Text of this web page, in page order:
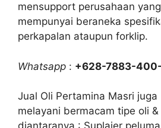
mensupport perusahaan yang
mempunyai beraneka
perkapalan ataupun forklip.
Whatsapp : +628-7883-
Jual Oli Pertamina Masri juga
melayani bermacam tipe oli